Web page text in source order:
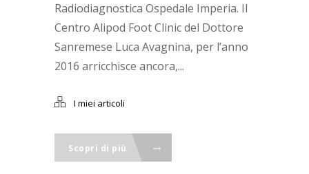
Radiodiagnostica Ospedale Imperia. Il
Centro Alipod Foot Clinic del Dottore
Sanremese Luca Avagnina, per l’anno
2016 arricchisce ancora,...
I miei articoli
Scopri di più